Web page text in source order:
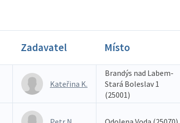
Zadavatel Místo
Kateřina K.
Brandýs nad Labem-
Stará Boleslav 1
(25001)